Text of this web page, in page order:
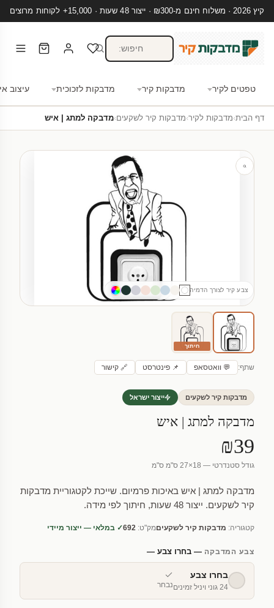
קיץ 2026 · משלוח חינם מ-₪300 · ייצור 48 שעות · 15,000+ לקוחות מרוצים
טפטים לקיר מדבקות קיר מדבקות לזכוכית עיצוב
דף הבית›מדבקות לקיר›מדבקות קיר לשקעים›מדבקה למתג | איש
צבע קיר לצורך הדמיה
חיתוך
שתף: 💬 וואטסאפ 📌 פינטרסט 🔗 קישור
מדבקות קיר לשקעים ייצור ישראל
מדבקה למתג | איש
₪39
גודל סטנדרטי — 18×27 ס"מ ס"מ
מדבקה למתג | איש באיכות פרמיום. שייכת לקטגוריית מדבקות
קיר לשקעים. ייצור 48 שעות, חיתוך לפי מידה.
קטגוריה: מדבקות קיר לשקעיםמק"ט: 692✓ במלאי — ייצור מיידי
צבע המדבקה— בחרו צבע —
בחרו צבע
24 גוני ויניל זמינים נבחר